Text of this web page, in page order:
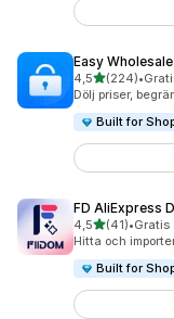
Easy
4,5av 5 stjärnor
(224)
224 recensioner
•
Dölj priser,
Built for
FD AliExpress
4,5av 5 stjärnor
(41)
41 recensioner
•Gratis
Hitta och
Built for